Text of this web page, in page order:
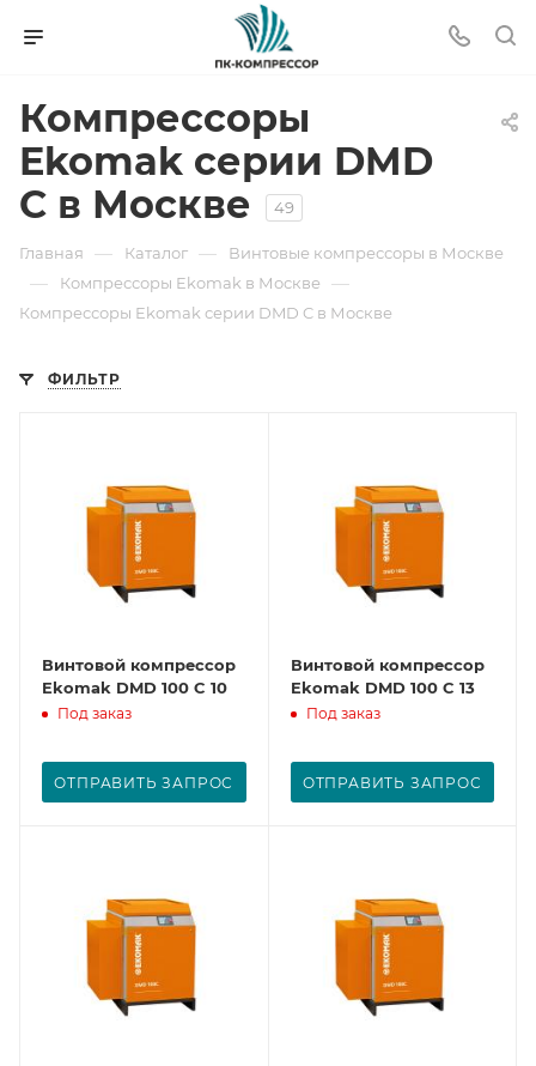
Компрессоры
Ekomak серии DMD
C в Москве
49
Главная — Каталог — Винтовые компрессоры в Москве
— Компрессоры Ekomak в Москве —
Компрессоры Ekomak серии DMD C в Москве
ФИЛЬТР
Винтовой компрессор
Ekomak DMD 100 C 10
Под заказ
ОТПРАВИТЬ ЗАПРОС
Винтовой компрессор
Ekomak DMD 100 C 13
Под заказ
ОТПРАВИТЬ ЗАПРОС